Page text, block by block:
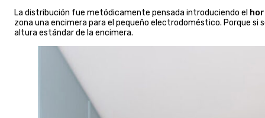
La distribución fue metódicamente pensada introduciendo el
zona una encimera para el pequeño electrodoméstico. Porque si
altura estándar de la encimera.